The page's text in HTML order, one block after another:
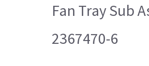
Fan Tray Sub
2367470-6